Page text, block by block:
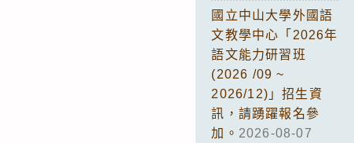
國立中山大學外國語
文教學中心「2026年
語文能力研習班
(2026 /09 ~
2026/12)」招生資
訊，請踴躍報名參
加。 2026-08-07